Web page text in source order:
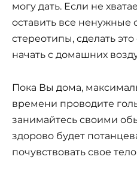
могу дать. Если не
оставить все
стереотипы, сделать
начать с домашних
Пока Вы дома,
времени проводите
занимайтесь своими
здорово будет
почувствовать свое